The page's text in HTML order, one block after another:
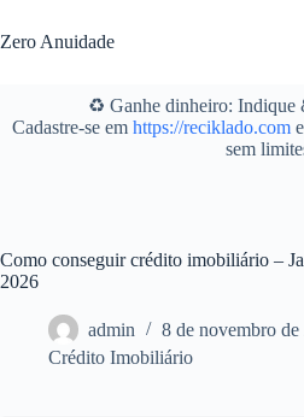
para
o
Zero Anuidade
♻️ Ganhe dinheiro: Indique
Cadastre-se em https://reciklado.come
sem
Como conseguir crédito imobiliário –
2026
admin
8 de novembro de
Crédito Imobiliário